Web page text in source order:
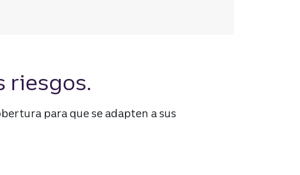
riesgos.
para que se adapten a sus